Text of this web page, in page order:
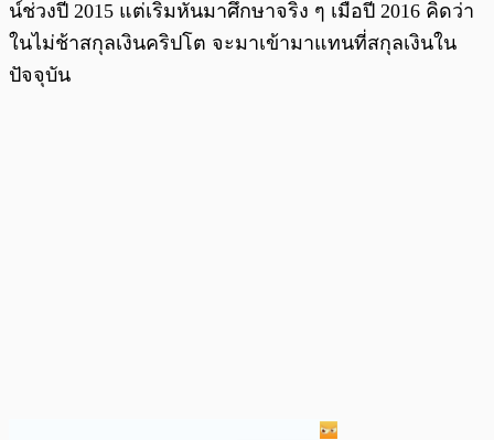
น์ช่วงปี 2015 แต่เริ่มหันมาศึกษาจริง ๆ เมื่อปี 2016 คิดว่า
ในไม่ช้าสกุลเงินคริปโต จะมาเข้ามาแทนที่สกุลเงินใน
ปัจจุบัน